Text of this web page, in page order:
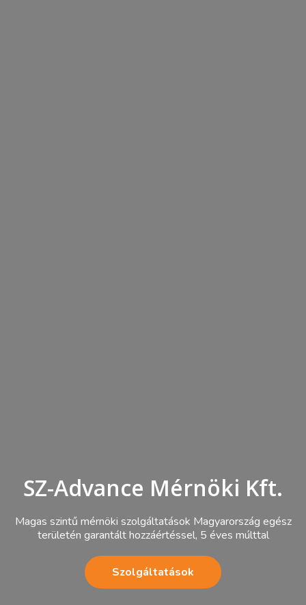
SZ-Advance Mérnöki Kft.
Magas szintű mérnöki szolgáltatások Magyarország egész
területén garantált hozzáértéssel, 5 éves múlttal
Szolgáltatások